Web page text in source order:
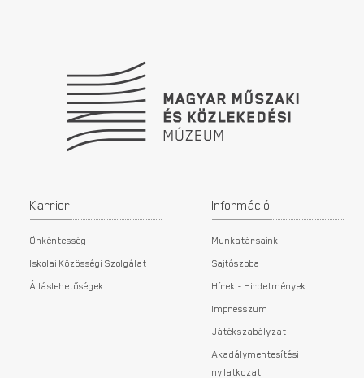
Karrier
Önkéntesség
Iskolai Közösségi Szolgálat
Álláslehetőségek
Információ
Munkatársaink
Sajtószoba
Hírek - Hirdetmények
Impresszum
Játékszabályzat
Akadálymentesítési
nyilatkozat